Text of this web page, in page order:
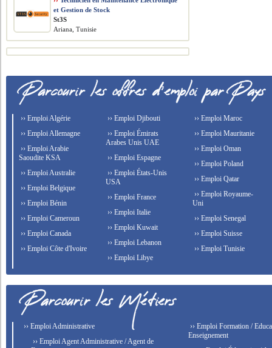
et Gestion de Stock
St3S
Ariana, Tunisie
›› Emploi Algérie
›› Emploi Allemagne
›› Emploi Arabie
Saoudite KSA
›› Emploi Australie
›› Emploi Belgique
›› Emploi Bénin
›› Emploi Cameroun
›› Emploi Canada
›› Emploi Côte d'Ivoire
›› Emploi Djibouti
›› Emploi Émirats
Arabes Unis UAE
›› Emploi Espagne
›› Emploi États-Unis
USA
›› Emploi France
›› Emploi Italie
›› Emploi Kuwait
›› Emploi Lebanon
›› Emploi Libye
›› Emploi Maroc
›› Emploi Mauritanie
›› Emploi Oman
›› Emploi Poland
›› Emploi Qatar
›› Emploi Royaume-
Uni
›› Emploi Senegal
›› Emploi Suisse
›› Emploi Tunisie
›› Emploi Administrative
›› Emploi Agent Administrative / Agent de
›› Emploi Formation /
Enseignement